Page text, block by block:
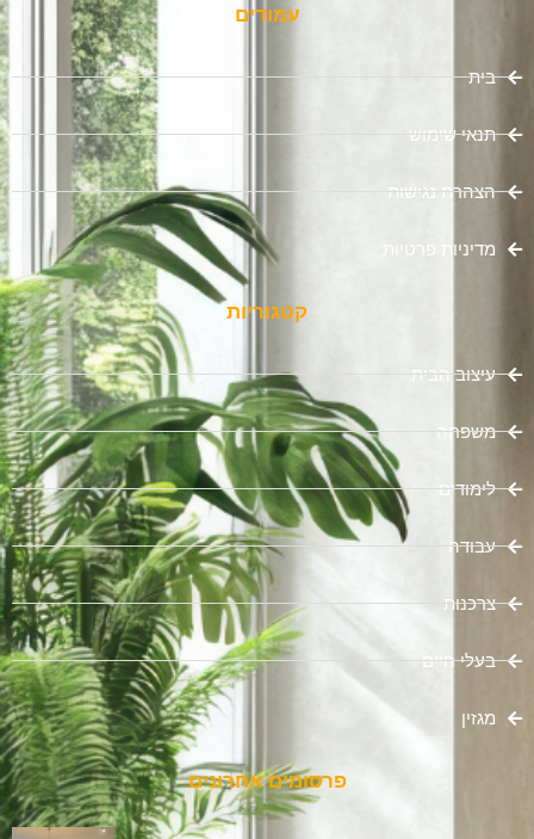
עמודים
בית
תנאי שימוש
הצהרת נגישות
מדיניות פרטיות
קטגוריות
עיצוב הבית
משפחה
לימודים
עבודה
צרכנות
בעלי חיים
מגזין
פרסומים אחרונים